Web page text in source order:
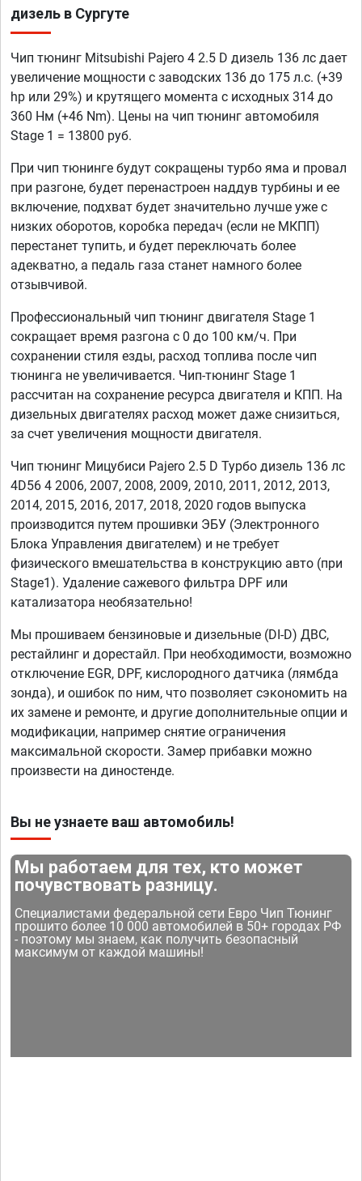
дизель в Сургуте
Чип тюнинг Mitsubishi Pajero 4 2.5 D дизель 136 лс дает
увеличение мощности с заводских 136 до 175 л.с. (+39
hp или 29%) и крутящего момента с исходных 314 до
360 Нм (+46 Nm). Цены на чип тюнинг автомобиля
Stage 1 = 13800 руб.
При чип тюнинге будут сокращены турбо яма и провал
при разгоне, будет перенастроен наддув турбины и ее
включение, подхват будет значительно лучше уже с
низких оборотов, коробка передач (если не МКПП)
перестанет тупить, и будет переключать более
адекватно, а педаль газа станет намного более
отзывчивой.
Профессиональный чип тюнинг двигателя Stage 1
сокращает время разгона с 0 до 100 км/ч. При
сохранении стиля езды, расход топлива после чип
тюнинга не увеличивается. Чип-тюнинг Stage 1
рассчитан на сохранение ресурса двигателя и КПП. На
дизельных двигателях расход может даже снизиться,
за счет увеличения мощности двигателя.
Чип тюнинг Мицубиси Pajero 2.5 D Турбо дизель 136 лс
4D56 4 2006, 2007, 2008, 2009, 2010, 2011, 2012, 2013,
2014, 2015, 2016, 2017, 2018, 2020 годов выпуска
производится путем прошивки ЭБУ (Электронного
Блока Управления двигателем) и не требует
физического вмешательства в конструкцию авто (при
Stage1). Удаление сажевого фильтра DPF или
катализатора необязательно!
Мы прошиваем бензиновые и дизельные (DI-D) ДВС,
рестайлинг и дорестайл. При необходимости, возможно
отключение EGR, DPF, кислородного датчика (лямбда
зонда), и ошибок по ним, что позволяет сэкономить на
их замене и ремонте, и другие дополнительные опции и
модификации, например снятие ограничения
максимальной скорости. Замер прибавки можно
произвести на диностенде.
Вы не узнаете ваш автомобиль!
Мы работаем для тех, кто может
почувствовать разницу.
Специалистами федеральной сети Евро Чип Тюнинг
прошито более 10 000 автомобилей в 50+ городах РФ
- поэтому мы знаем, как получить безопасный
максимум от каждой машины!